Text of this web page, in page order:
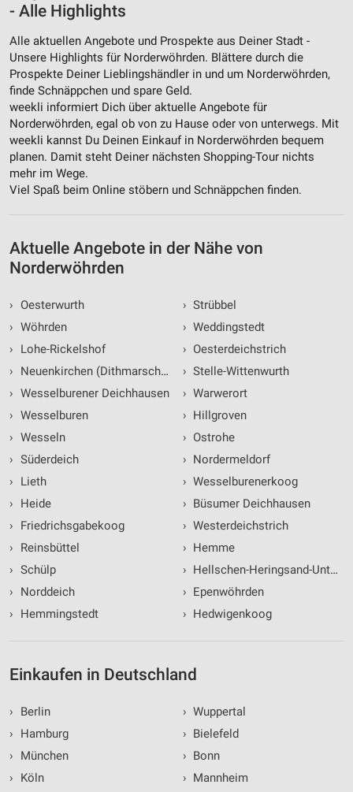
- Alle Highlights
Alle aktuellen Angebote und Prospekte aus Deiner Stadt -
Unsere Highlights für Norderwöhrden. Blättere durch die
Prospekte Deiner Lieblingshändler in und um Norderwöhrden,
finde Schnäppchen und spare Geld.
weekli informiert Dich über aktuelle Angebote für
Norderwöhrden, egal ob von zu Hause oder von unterwegs. Mit
weekli kannst Du Deinen Einkauf in Norderwöhrden bequem
planen. Damit steht Deiner nächsten Shopping-Tour nichts
mehr im Wege.
Viel Spaß beim Online stöbern und Schnäppchen finden.
Aktuelle Angebote in der Nähe von
Norderwöhrden
›
Oesterwurth
› Wöhrden
›
Lohe-Rickelshof
›
Neuenkirchen (Dithmarschen)
› Wesselburener Deichhausen
› Wesselburen
› Wesseln
› Süderdeich
›
Lieth
›
Heide
›
Friedrichsgabekoog
›
Reinsbüttel
› Schülp
›
Norddeich
›
Hemmingstedt
› Strübbel
› Weddingstedt
› Oesterdeichstrich
› Stelle-Wittenwurth
› Warwerort
› Hillgroven
› Ostrohe
› Nordermeldorf
› Wesselburenerkoog
› Büsumer Deichhausen
› Westerdeichstrich
› Hemme
› Hellschen-Heringsand-
› Epenwöhrden
› Hedwigenkoog
Einkaufen in Deutschland
›
Berlin
›
Hamburg
›
München
›
Köln
› Wuppertal
› Bielefeld
› Bonn
› Mannheim
Informationen identifizieren
Nicht-IAB-Verarbeitungszwecke:
Notwendig
Performance
Funktional
Werbung